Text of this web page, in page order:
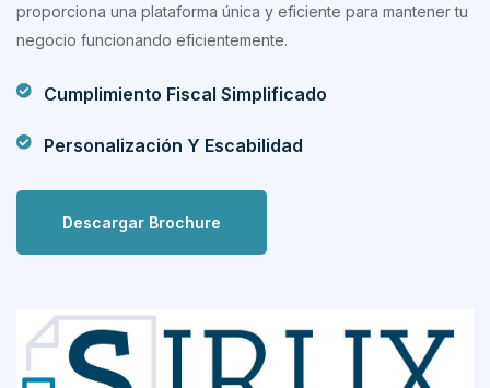
proporciona una plataforma única y eficiente para mantener tu
negocio funcionando eficientemente.
Cumplimiento Fiscal Simplificado
Personalización Y Escabilidad
Descargar Brochure